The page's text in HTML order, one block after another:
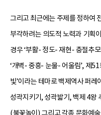
그리고 최근에는 주제를 정하여
부각하려는 의도적 노력과 기획
경우 ‘부활- 정도- 재현- 충절추
‘개벽- 중흥- 눈물- 어울림’, 제
빛’이라는 테마로 백제역사 퍼
성곽지키기, 성곽밟기, 백제 4왕
(불꽃놀이) 그리고 각종 문화예